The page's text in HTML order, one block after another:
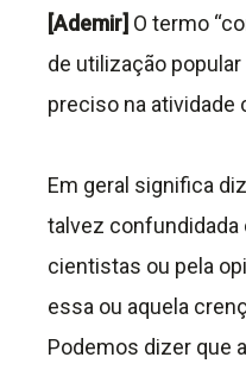
[Ademir] O termo
de utilização
preciso na atividade
Em geral significa
talvez confundidada
cientistas ou pela
essa ou aquela
Podemos dizer que